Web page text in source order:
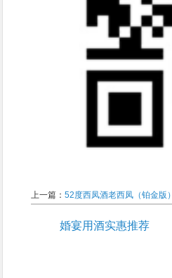
上一篇： 52度西凤酒老西凤（铂金版）
婚宴用酒实惠推荐